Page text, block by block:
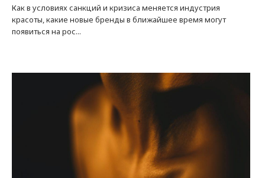
Как в условиях санкций и кризиса меняется индустрия
красоты, какие новые бренды в ближайшее время могут
появиться на рос...